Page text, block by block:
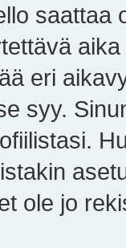
saattaa
eri
syy.
ole jo